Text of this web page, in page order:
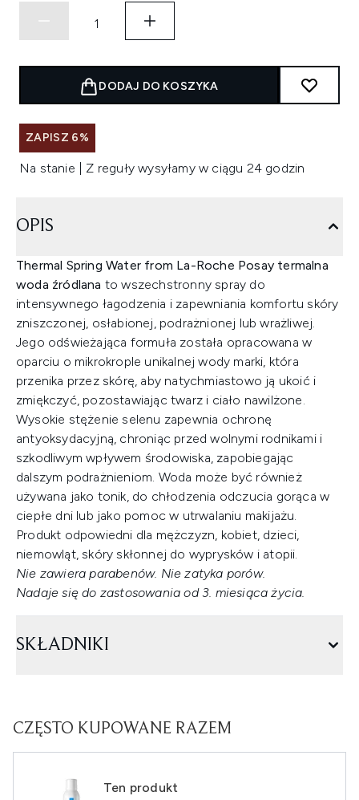
DODAJ DO KOSZYKA
ZAPISZ 6%
Na stanie | Z reguły wysyłamy w ciągu 24 godzin
OPIS
Thermal Spring Water from La-Roche Posay termalna
woda źródlana to wszechstronny spray do
intensywnego łagodzenia i zapewniania komfortu skóry
zniszczonej, osłabionej, podrażnionej lub wrażliwej.
Jego odświeżająca formuła została opracowana w
oparciu o mikrokrople unikalnej wody marki, która
przenika przez skórę, aby natychmiastowo ją ukoić i
zmiękczyć, pozostawiając twarz i ciało nawilżone.
Wysokie stężenie selenu zapewnia ochronę
antyoksydacyjną, chroniąc przed wolnymi rodnikami i
szkodliwym wpływem środowiska, zapobiegając
dalszym podrażnieniom. Woda może być również
używana jako tonik, do chłodzenia odczucia gorąca w
ciepłe dni lub jako pomoc w utrwalaniu makijażu.
Produkt odpowiedni dla mężczyzn, kobiet, dzieci,
niemowląt, skóry skłonnej do wyprysków i atopii.
Nie zawiera parabenów. Nie zatyka porów.
Nadaje się do zastosowania od 3. miesiąca życia.
SKŁADNIKI
CZĘSTO KUPOWANE RAZEM
Ten produkt